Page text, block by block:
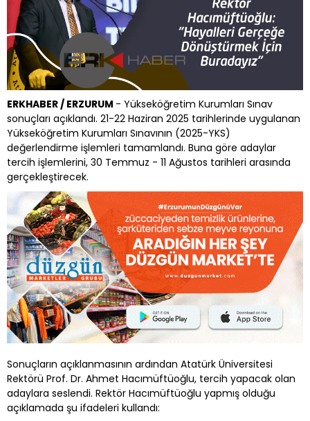
ERKHABER / ERZURUM - Yükseköğretim Kurumları Sınav
sonuçları açıklandı. 21-22 Haziran 2025 tarihlerinde uygulanan
Yükseköğretim Kurumları Sınavının (2025-YKS)
değerlendirme işlemleri tamamlandı. Buna göre adaylar
tercih işlemlerini, 30 Temmuz - 11 Ağustos tarihleri arasında
gerçekleştirecek.
Sonuçların açıklanmasının ardından Atatürk Üniversitesi
Rektörü Prof. Dr. Ahmet Hacımüftüoğlu, tercih yapacak olan
adaylara seslendi. Rektör Hacımüftüoğlu yapmış olduğu
açıklamada şu ifadeleri kullandı: